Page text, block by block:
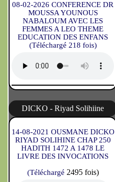
08-02-2026 CONFERENCE DR
MOUSSA YOUNOUS
NABALOUM AVEC LES
FEMMES A LEO THEME
EDUCATION DES ENFANS
(Téléchargé 218 fois)
DICKO - Riyad Solihiine
14-08-2021 OUSMANE DICKO
RIYAD SOLIHINE CHAP 250
HADITH 1472 A 1478 LE
LIVRE DES INVOCATIONS
(Téléchargé 2495 fois)